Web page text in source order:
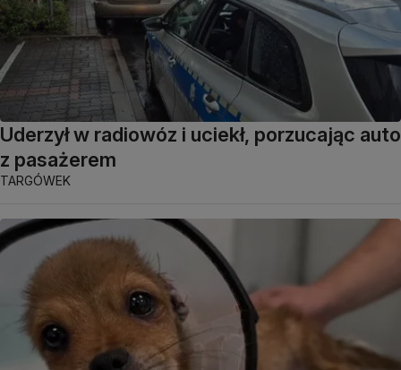
Uderzył w radiowóz i uciekł, porzucając auto
z pasażerem
TARGÓWEK